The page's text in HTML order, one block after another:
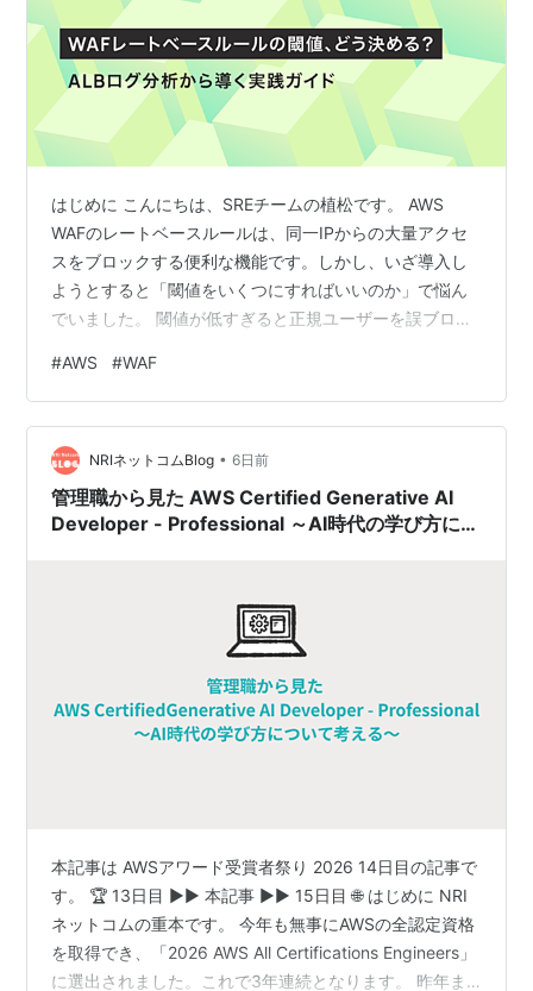
はじめに こんにちは、SREチームの植松です。 AWS
WAFのレートベースルールは、同一IPからの大量アクセ
スをブロックする便利な機能です。しかし、いざ導入し
ようとすると「閾値をいくつにすればいいのか」で悩ん
でいました。 閾値が低すぎると正規ユーザーを誤ブロッ
は、ALBのアクセスログをAthenaで分析し、正規トラフ
ィックの実態に基づいてレートベースルールの閾値を決
定するプロセスを紹介します。実際にレートベースルー
ル未設定のALBで503エラーが多発した経験をもとに、閾
値決定のフレームワークを整理しました。 はじめに 前提
Step 1: …
#AWS #WAF
NRIネットコムBlog • 6日前
管理職から見た AWS Certified Generative AI
Developer - Professional ～AI時代の学び方につ
本記事は AWSアワード受賞者祭り 2026 14日目の記事で
す。 🏆 13日目 ▶▶ 本記事 ▶▶ 15日目 🌐 はじめに NRI
ネットコムの重本です。 今年も無事にAWSの全認定資格
を取得でき、「2026 AWS All Certifications Engineers」
に選出されました。これで3年連続となります。 昨年ま